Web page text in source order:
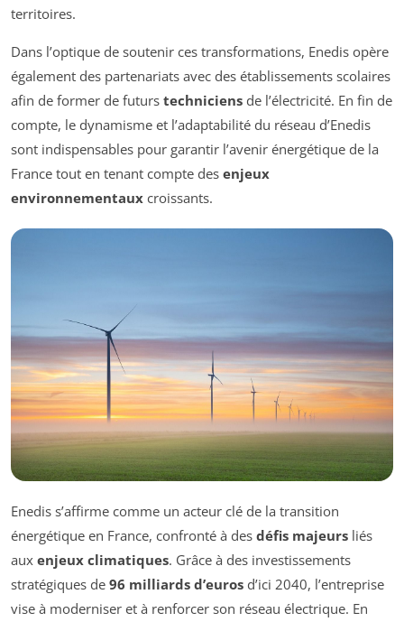
territoires.
Dans l’optique de soutenir ces transformations, Enedis opère
également des partenariats avec des établissements scolaires
afin de former de futurs techniciens de l’électricité. En fin de
compte, le dynamisme et l’adaptabilité du réseau d’Enedis
sont indispensables pour garantir l’avenir énergétique de la
France tout en tenant compte des enjeux
environnementaux croissants.
Enedis s’affirme comme un acteur clé de la transition
énergétique en France, confronté à des défis majeurs liés
aux enjeux climatiques. Grâce à des investissements
stratégiques de 96 milliards d’euros d’ici 2040, l’entreprise
vise à moderniser et à renforcer son réseau électrique. En